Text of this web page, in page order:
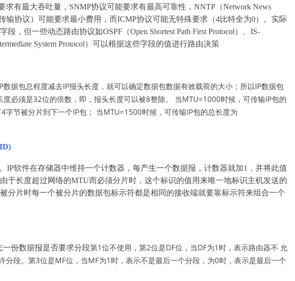
求有最大吞吐量，SNMP协议可能要求有最高可靠性，NNTP（Network News
输协议）可能要求最小费用，而ICMP协议可能无特殊要求（4比特全为0）。实际
段，但一些动态路由协议如OSPF（Open Shortest Path First Protocol）、IS-
System Protocol）可以根据这些字段的值进行路由决策
数据包总程度减去IP报头长度，就可以确定数据包数据有效载荷的大小；所以IP数据包
度必须是32位的倍数，即，报头长度可以被8整除。 当MTU=1000时候，可传输IP包的
4字节被分片到下一个IP包； 当MTU=1500时候，可传输IP包的总长度为
IP软件在存储器中维持一个计数器，每产生一个数据报，计数器就加1，并将此值
于长度超过网络的MTU而必须分片时，这个标识的值用来唯一地标识主机发送的
分片时每一个被分片的数据包标示符都是相同的接收端就要靠标示符来组合一个
一份数据报是否要求分段第1位不使用，第2位是DF位，当DF为1 时，表示路由器不 允
分段。第3位是MF位，当MF为1 时，表示不是最后一个分段，为0时，表示是最后一个